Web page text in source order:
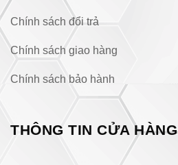
Chính sách đổi trả
Chính sách giao hàng
Chính sách bảo hành
THÔNG TIN CỬA HÀNG